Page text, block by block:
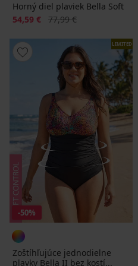
Horný diel plaviek Bella Soft
Zľava
54,59 € Pôvodná cena
77,99 €
LIMITED
-50%
Zoštíhľujúce jednodielne
plavky Bella II bez kostí...